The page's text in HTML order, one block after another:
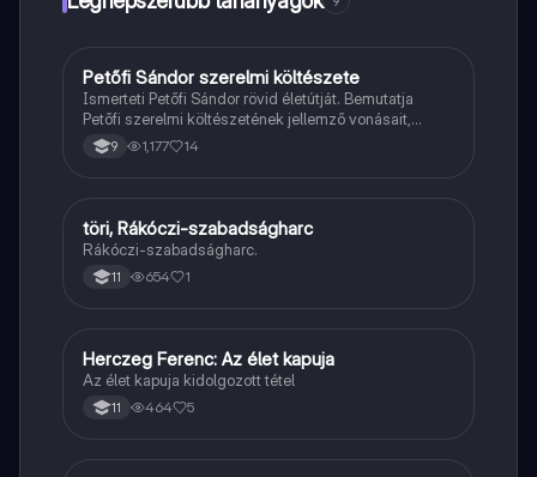
Magyar
Petőfi Sándor szerelmi költészete
Ismerteti Petőfi Sándor rövid életútját. Bemutatja
Petőfi szerelmi költészetének jellemző vonásait,
vereseinek ihletőit és külön kitér a hitvesi
költészetére.
9 1,177 14
Töri
töri, Rákóczi-szabadságharc
Rákóczi-szabadságharc.
11 654 1
Magyar
Herczeg Ferenc: Az élet kapuja
Az élet kapuja kidolgozott tétel
11 464 5